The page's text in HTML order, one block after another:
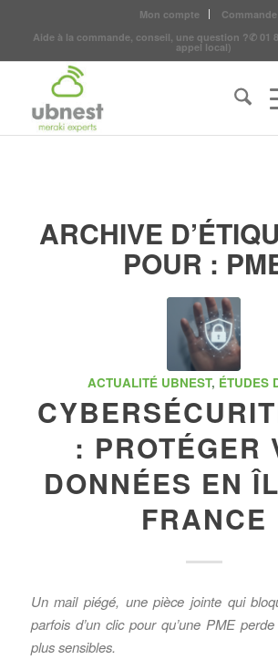
Mon compte
Commande
Aide à la commande, conseil, une question ?✆ 01
appel local)
ARCHIVE
POUR :
ACTUALITÉ UBNEST, ÉTUDES
: PROTÉGER
DONNÉES EN
FRANCE
Un mail piégé, une pièce jointe qui
parfois d’un clic pour qu’une PME
plus sensibles.